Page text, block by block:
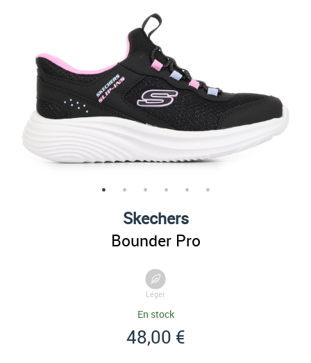
Skechers
Bounder Pro
Léger
En stock
48,00 €